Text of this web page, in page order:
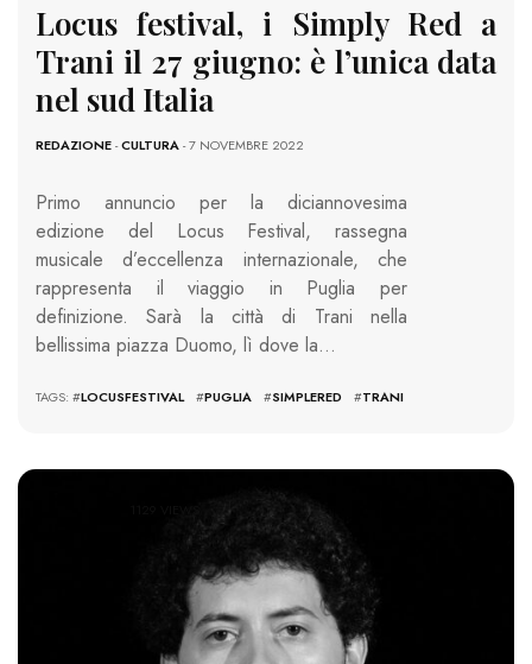
Locus festival, i Simply Red a
Trani il 27 giugno: è l’unica data
nel sud Italia
REDAZIONE-CULTURA- 7 NOVEMBRE 2022
Primo annuncio per la diciannovesima
edizione del Locus Festival, rassegna
musicale d’eccellenza internazionale, che
rappresenta il viaggio in Puglia per
definizione. Sarà la città di Trani nella
bellissima piazza Duomo, lì dove la…
TAGS: #LOCUSFESTIVAL #PUGLIA #SIMPLERED #TRANI